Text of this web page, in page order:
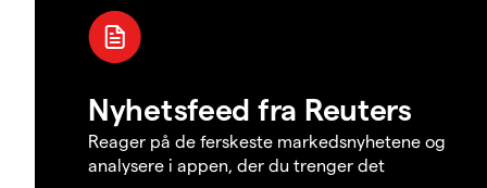
Nyhetsfeed fra Reuters
Reager på de ferskeste markedsnyhetene og
analysere i appen, der du trenger det